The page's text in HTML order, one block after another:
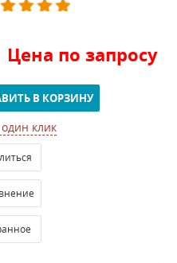
Цена по запросу
В КОРЗИНУ
клик